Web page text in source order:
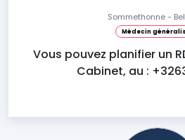
Sommethonne -
Médecin
Vous pouvez planifier un
Cabinet, au :